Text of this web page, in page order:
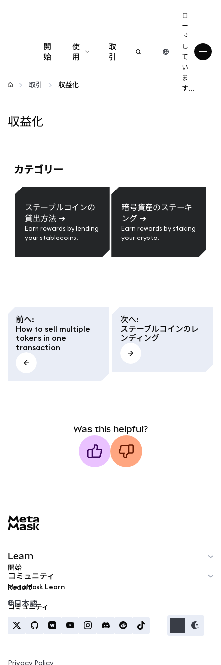
開
始
使
用
設定
安全性の維持
取
引
ロ
ー
ド
し
て
い
ま
す...
取引 収益化
収益化
カテゴリー
ステーブルコインの
貸出方法 ➔
Earn rewards by lending
your stablecoins.
暗号資産のステーキ
ング ➔
Earn rewards by staking
your crypto.
前へ:
How to sell multiple
tokens in one
transaction
次へ:
ステーブルコインのレ
ンディング
Was this helpful?
Learn
開始
MetaMask Learn
コミュニティ
Reddit
コミュニティ
日本語
Privacy Policy